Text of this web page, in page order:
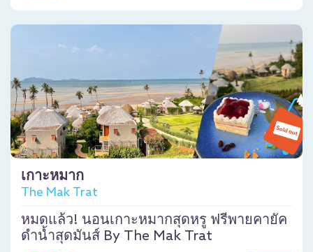
เกาะหมาก
The Mak Trat
หมดแล้ว! นอนเกาะหมากสุดหรู ฟรีพายคายัค
ดำน้ำสุดมันส์ By The Mak Trat